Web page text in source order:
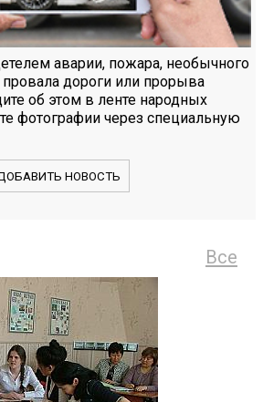
аварии, пожара, необычного
провала дороги или прорыва
об этом в ленте народных
фотографии через специальную
НОВОСТЬ
Все